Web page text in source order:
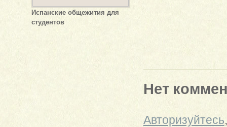
Испанские общежития для
студентов
Нет
Авторизуйтесь